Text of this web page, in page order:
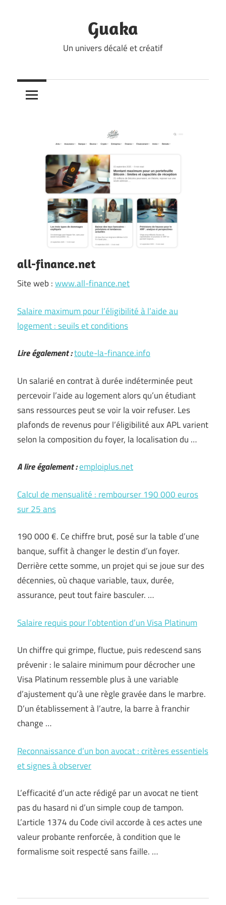
Guaka
Un univers décalé et créatif
all-finance.net
Site web :www.all-finance.net
Salaire maximum pour l’éligibilité à l’aide au
logement : seuils et conditions
Lire également :toute-la-finance.info
Un salarié en contrat à durée indéterminée peut
percevoir l’aide au logement alors qu’un étudiant
sans ressources peut se voir la voir refuser. Les
plafonds de revenus pour l’éligibilité aux APL varient
selon la composition du foyer, la localisation du …
A lire également :emploiplus.net
Calcul de mensualité : rembourser 190 000 euros
sur 25 ans
190 000 €. Ce chiffre brut, posé sur la table d’une
banque, suffit à changer le destin d’un foyer.
Derrière cette somme, un projet qui se joue sur des
décennies, où chaque variable, taux, durée,
assurance, peut tout faire basculer. …
Salaire requis pour l’obtention d’un Visa Platinum
Un chiffre qui grimpe, fluctue, puis redescend sans
prévenir : le salaire minimum pour décrocher une
Visa Platinum ressemble plus à une variable
d’ajustement qu’à une règle gravée dans le marbre.
D’un établissement à l’autre, la barre à franchir
change …
Reconnaissance d’un bon avocat : critères essentiels
et signes à observer
L’efficacité d’un acte rédigé par un avocat ne tient
pas du hasard ni d’un simple coup de tampon.
L’article 1374 du Code civil accorde à ces actes une
valeur probante renforcée, à condition que le
formalisme soit respecté sans faille. …